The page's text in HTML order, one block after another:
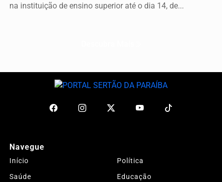
na instituição de ensino superior até o dia 14, de...
Navegue
Início
Política
Saúde
Educação